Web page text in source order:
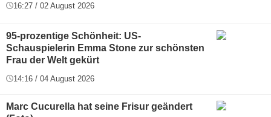
16:27 / 02 August 2026
95-prozentige Schönheit: US-
Schauspielerin Emma Stone zur schönsten
Frau der Welt gekürt
14:16 / 04 August 2026
Marc Cucurella hat seine Frisur geändert